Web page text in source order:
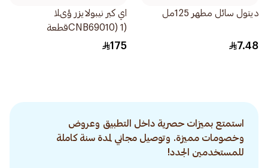
ديتول سائل مطهر 125مل
7.48
اي كير نيبولايزر ؤىلا
(CNB69010) 1قطعة
175
استمتع بميزات حصرية داخل التطبيق وعروض
وخصومات مميزة. وتوصيل مجاني لمدة سنة كاملة
للمستخدمين الجدد!